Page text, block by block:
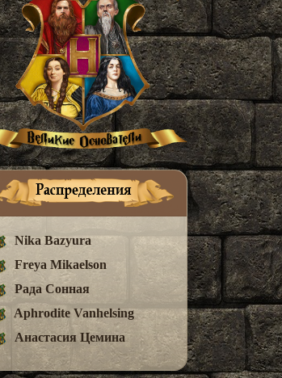
Nika Bazyura
Freya Mikaelson
Рада Сонная
Aphrodite Vanhelsing
Анастасия Цемина